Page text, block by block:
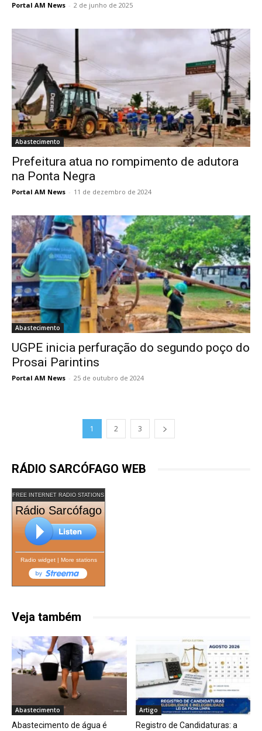
Portal AM News - 2 de junho de 2025
Abastecimento
Prefeitura atua no rompimento de adutora
na Ponta Negra
Portal AM News - 11 de dezembro de 2024
Abastecimento
UGPE inicia perfuração do segundo poço do
Prosai Parintins
Portal AM News - 25 de outubro de 2024
1 2 3
RÁDIO SARCÓFAGO WEB
FREE INTERNET RADIO STATIONS
Rádio Sarcófago
Radio widget| More stations
Veja também
Abastecimento
Abastecimento de água é
Artigo
Registro de Candidaturas: a